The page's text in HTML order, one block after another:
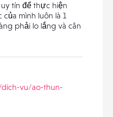
DESTINATAIRE
VOTRE
tín để thực hiện
mình luôn là 1
phải lo lắng và cân
vu/ao-thun-